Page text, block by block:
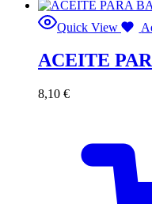
Quick View
ACEITE
8,10 €